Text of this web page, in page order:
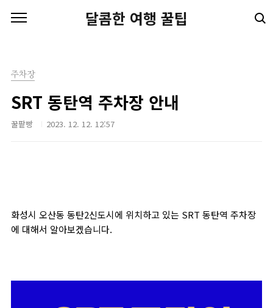
달콤한 여행 꿀팁
주차장
SRT 동탄역 주차장 안내
꿀팥빵 2023. 12. 12. 12:57
화성시 오산동 동탄2신도시에 위치하고 있는 SRT 동탄역 주차장
에 대해서 알아보겠습니다.